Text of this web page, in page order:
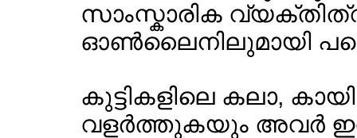
സാംസ്കാരിക
ഓണ്‍ലൈനിലുമായി
കുട്ടികളിലെ കലാ,
വളര്‍ത്തുകയും അവര്‍